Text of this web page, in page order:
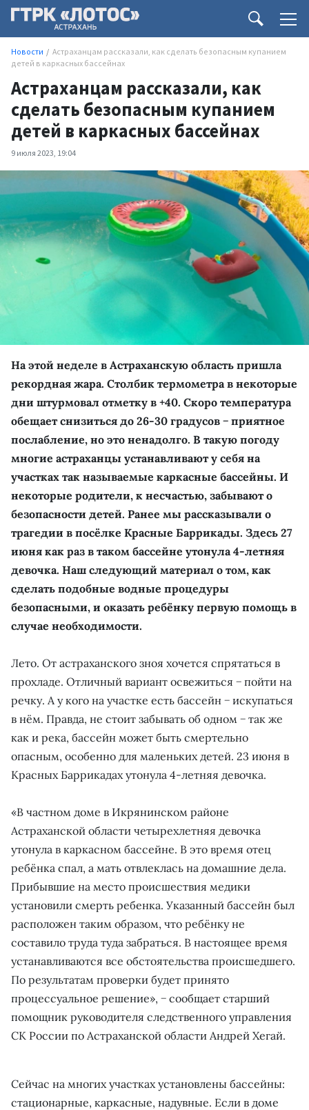
Новости
Астраханцам рассказали, как сделать безопасным купанием
детей в каркасных бассейнах
Астраханцам рассказали, как
сделать безопасным купанием
детей в каркасных бассейнах
9 июля 2023, 19:04
На этой неделе в Астраханскую область пришла
рекордная жара. Столбик термометра в некоторые
дни штурмовал отметку в +40. Скоро температура
обещает снизиться до 26-30 градусов − приятное
послабление, но это ненадолго. В такую погоду
многие астраханцы устанавливают у себя на
участках так называемые каркасные бассейны. И
некоторые родители, к несчастью, забывают о
безопасности детей. Ранее мы рассказывали о
трагедии в посёлке Красные Баррикады. Здесь 27
июня как раз в таком бассейне утонула 4-летняя
девочка. Наш следующий материал о том, как
сделать подобные водные процедуры
безопасными, и оказать ребёнку первую помощь в
случае необходимости.
Лето. От астраханского зноя хочется спрятаться в
прохладе. Отличный вариант освежиться − пойти на
речку. А у кого на участке есть бассейн − искупаться
в нём. Правда, не стоит забывать об одном − так же
как и река, бассейн может быть смертельно
опасным, особенно для маленьких детей. 23 июня в
Красных Баррикадах утонула 4-летняя девочка.
«В частном доме в Икрянинском районе
Астраханской области четырехлетняя девочка
утонула в каркасном бассейне. В это время отец
ребёнка спал, а мать отвлеклась на домашние дела.
Прибывшие на место происшествия медики
установили смерть ребенка. Указанный бассейн был
расположен таким образом, что ребёнку не
составило труда туда забраться. В настоящее время
устанавливаются все обстоятельства происшедшего.
По результатам проверки будет принято
процессуальное решение», − сообщает старший
помощник руководителя следственного управления
СК России по Астраханской области Андрей Хегай.
Сейчас на многих участках установлены бассейны:
стационарные, каркасные, надувные. Если в доме